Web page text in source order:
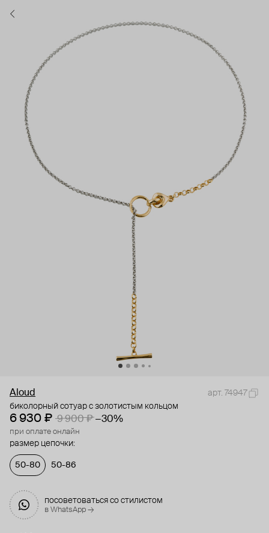
Aloud
арт. 74947
биколорный сотуар с золотистым кольцом
6 930 ₽ 9 900 ₽ −30%
при оплате онлайн
размер цепочки:
50-80 50-86
посоветоваться со стилистом
в WhatsApp →